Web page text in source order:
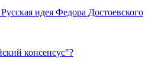
идея Федора Достоевского
консенсус"?